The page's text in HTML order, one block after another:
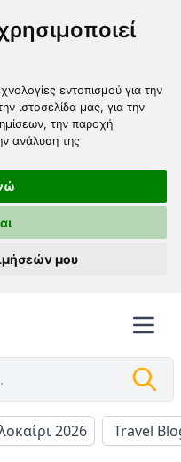
εντοπισμού για την
ιστοσελίδα μας, για την
την παροχή
ανάλυση της
μου
2026 Travel